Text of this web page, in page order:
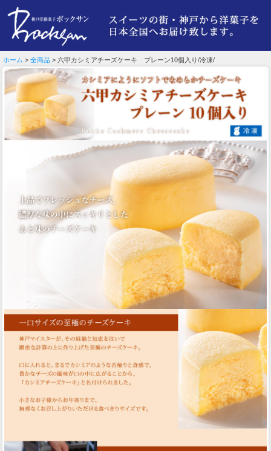
ホーム > 全商品 > 六甲カシミアチーズケーキ プレーン10個入り/冷凍/